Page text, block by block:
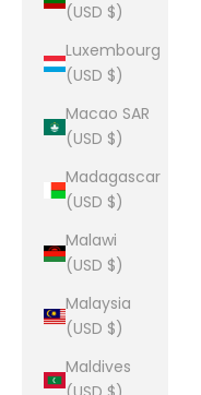
(USD $)
Luxembourg
(USD $)
Macao SAR
(USD $)
Madagascar
(USD $)
Malawi
(USD $)
Malaysia
(USD $)
Maldives